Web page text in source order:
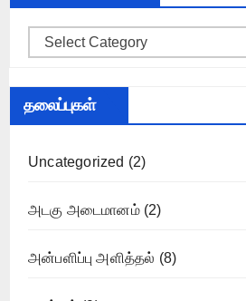
Categories
தலைப்புகள்
Uncategorized (2)
அடகு அடைமானம்(2)
அன்பளிப்பு அளித்தல் (8)